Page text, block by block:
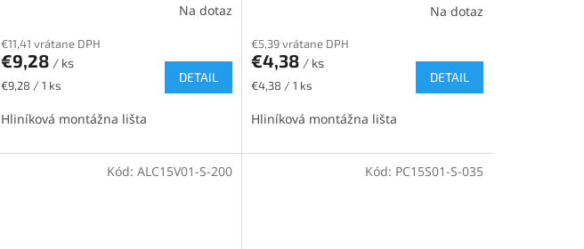
Na dotaz
€11,41 vrátane DPH
€9,28 / ks
Jednotková
€9,28 / 1 ks
DETAIL
Hliníková montážna lišta
Na dotaz
€5,39 vrátane DPH
€4,38 / ks
Jednotková
€4,38 / 1 ks
DETAIL
Hliníková montážna lišta
Kód: ALC15V01-S-200 Kód: PC15S01-S-035